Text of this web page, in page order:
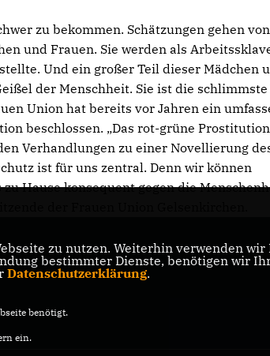
zu bekommen. Schätzungen gehen
und Frauen. Sie werden als
Und ein großer Teil dieser Mädchen
der Menschheit. Sie ist die schlimmste
Union hat bereits vor Jahren ein
beschlossen. „Das rot-grüne
Verhandlungen zu einer Novellierung
ist für uns zentral. Denn wir können
Hause konsequent gegen die
zu nutzen. Weiterhin verwenden
bestimmter Dienste, benötigen wir
Datenschutzerklärung.
benötigt.
ein.